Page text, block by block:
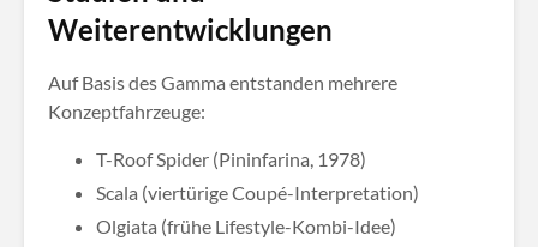
Weiterentwicklungen
Auf Basis des Gamma entstanden mehrere
Konzeptfahrzeuge:
T-Roof Spider (Pininfarina, 1978)
Scala (viertürige Coupé-Interpretation)
Olgiata (frühe Lifestyle-Kombi-Idee)